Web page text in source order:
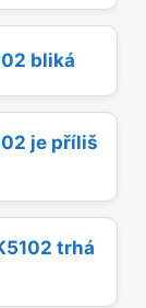
bliká
je příliš
trhá